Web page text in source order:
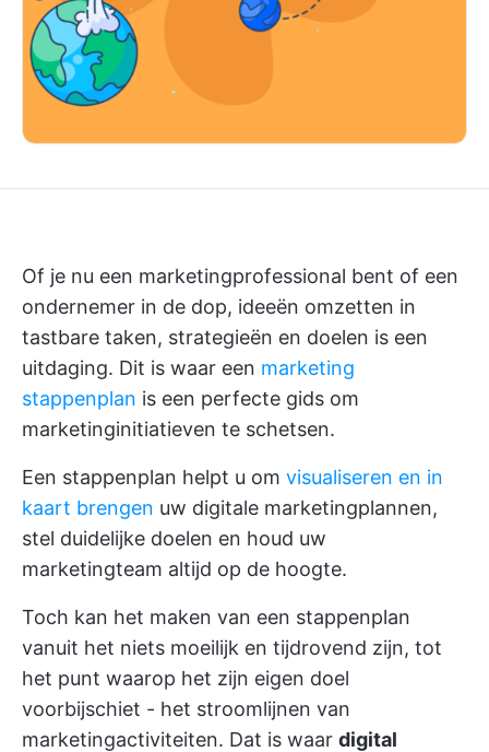
Of je nu een marketingprofessional bent of een
ondernemer in de dop, ideeën omzetten in
tastbare taken, strategieën en doelen is een
uitdaging. Dit is waar een marketing
stappenplan is een perfecte gids om
marketinginitiatieven te schetsen.
Een stappenplan helpt u om visualiseren en in
kaart brengen uw digitale marketingplannen,
stel duidelijke doelen en houd uw
marketingteam altijd op de hoogte.
Toch kan het maken van een stappenplan
vanuit het niets moeilijk en tijdrovend zijn, tot
het punt waarop het zijn eigen doel
voorbijschiet - het stroomlijnen van
marketingactiviteiten. Dat is waar digital